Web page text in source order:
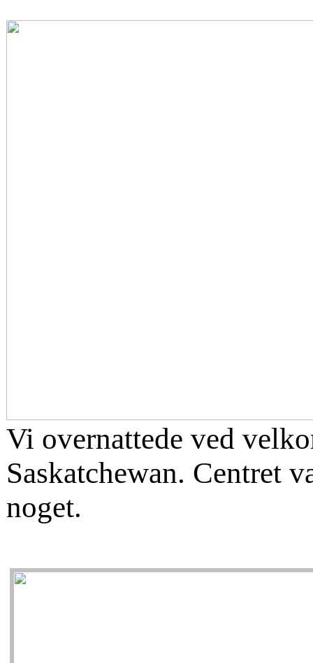
Vi overnattede ved
Saskatchewan. Centret
noget.